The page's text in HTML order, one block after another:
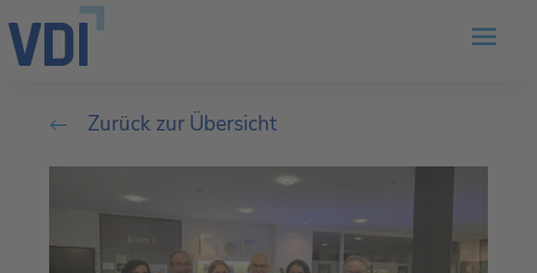
Zurück zur Übersicht